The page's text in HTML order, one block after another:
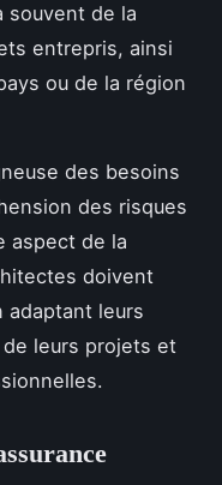
souvent de la
entrepris, ainsi
ou de la région
des besoins
des risques
aspect de la
doivent
leurs
leurs projets et